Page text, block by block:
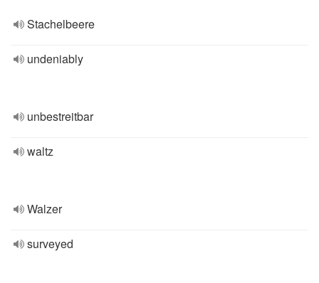
Stachelbeere
undeniably
unbestreitbar
waltz
Walzer
surveyed